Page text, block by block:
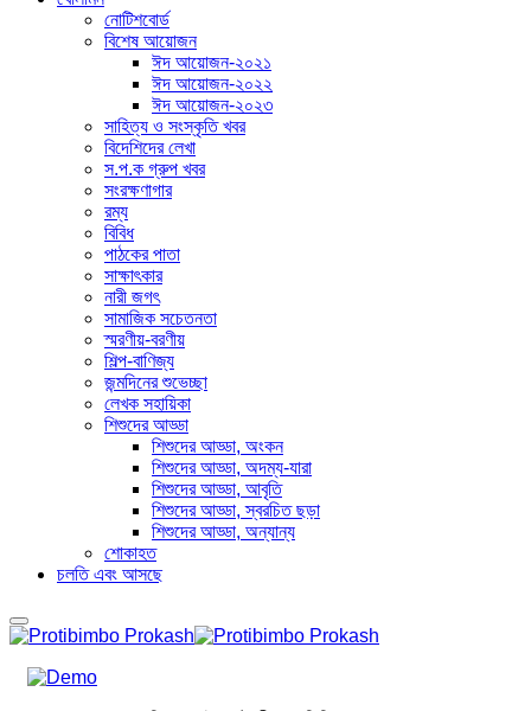
নোটিশবোর্ড
বিশেষ আয়োজন
ঈদ আয়োজন-২০২১
ঈদ আয়োজন-২০২২
ঈদ আয়োজন-২০২৩
সাহিত্য ও সংস্কৃতি খবর
বিদেশিদের লেখা
স.প.ক গ্রুপ খবর
সংরক্ষণাগার
রম্য
বিবিধ
পাঠকের পাতা
সাক্ষাৎকার
নারী জগৎ
সামাজিক সচেতনতা
স্মরণীয়-বরণীয়
শিল্প-বাণিজ্য
জন্মদিনের শুভেচ্ছা
লেখক সহায়িকা
শিশুদের আড্ডা
শিশুদের আড্ডা, অংকন
শিশুদের আড্ডা, অদম্য-যারা
শিশুদের আড্ডা, আবৃতি
শিশুদের আড্ডা, স্বরচিত ছড়া
শিশুদের আড্ডা, অন্যান্য
শোকাহত
চলতি এবং আসছে